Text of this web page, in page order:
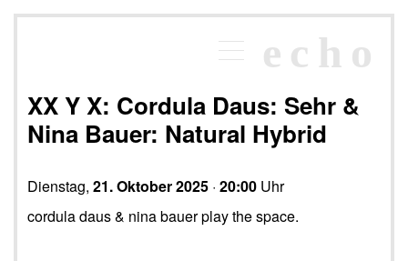
×
Programm
Newsletter
Kontakt
echo
XX Y X: Cordula Daus: Sehr &
Nina Bauer: Natural Hybrid
Dienstag, 21. Oktober 2025 · 20:00 Uhr
cordula daus & nina bauer play the space.